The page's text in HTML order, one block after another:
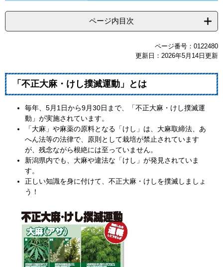
ページ内目次
ページ番号：0122480
更新日：2026年5月14日更新
「不正大麻・けし撲滅運動」とは
毎年、5月1日から9月30日まで、「不正大麻・けし撲滅運
動」が実施されています。
「大麻」や麻薬の原料となる「けし」は、大麻取締法、あ
へん法等の法律で、原則として栽培が禁止されています
が、残念ながら根絶には至っていません。
新潟県内でも、大麻や違法な「けし」が発見されていま
す。
正しい知識を身に付けて、不正大麻・けしを撲滅しましょ
う！